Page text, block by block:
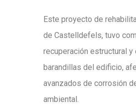
Este proyecto de
de Castelldefels, tuvo
recuperación estructural
barandillas del edificio,
avanzados de corrosión
ambiental.